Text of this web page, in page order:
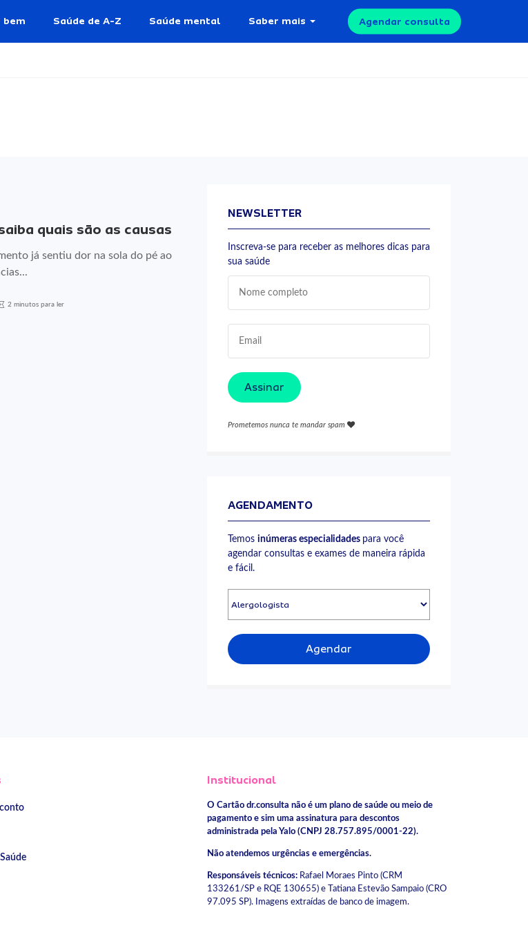
bem Saúde de A-Z Saúde mental Saber mais Agendar consulta
quais são as causas
já sentiu dor na sola do pé ao
2 minutos para ler
NEWSLETTER
Inscreva-se para receber as melhores dicas para
sua saúde
Assinar
Prometemos nunca te mandar spam
AGENDAMENTO
Temos inúmeras especialidades para você
agendar consultas e exames de maneira rápida
e fácil.
Agendar
Institucional
O Cartão dr.consulta não é um plano de saúde ou meio de
pagamento e sim uma assinatura para descontos
administrada pela Yalo (CNPJ 28.757.895/0001-22).
Não atendemos urgências e emergências.
Responsáveis técnicos:Rafael Moraes Pinto (CRM
133261/SP e RQE 130655) e Tatiana Estevão Sampaio (CRO
97.095 SP). Imagens extraídas de banco de imagem.